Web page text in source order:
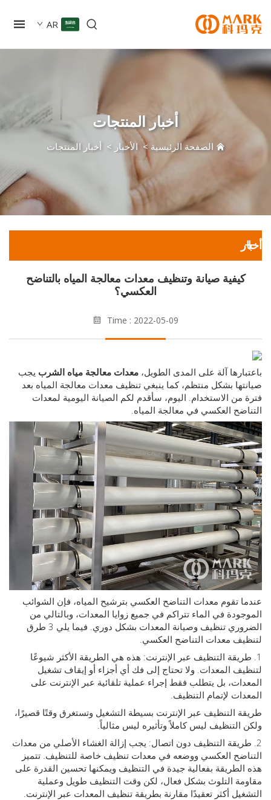
AR
أخبار المنتجات
الصفحة الرئيسية>الأخبار >أخبار المنتجات
صيانة وتنظيف معدات معالجة المياه بالتناضح
العكسي؟
Time : 2022-05-09
آلة على المدى الطويل،معدات معالجة مياه الشربيجب
بشكل منتظم، كما ينبغي تنظيف معدات معالجة المياه بعد
الاستخدام. اليوم، سأقدم لكم الصيانة اليومية لمعدات
العكسي في معالجة المياه.
تقوم معدات التناضح العكسي بترشيح المياه، فإن الشوائب
في الماء تتراكم في جميع زوايا المعدات، وبالتالي من
الضروري تنظيف وصيانة المعدات بشكل دوري. فيما يلي 3 طرق
معدات التناضح العكسي.
التنظيف عبر الإنترنت: هذه هي الطريقة الأكثر شيوعًا
المعدات. ولا تحتاج إلى فك أي أجزاء أو إيقاف تشغيل
بل يتطلب فقط إجراء عملية تلقائية عبر الإنترنت على
لإتمام التنظيف.
التنظيف عبر الإنترنت بسيطة التشغيل وتستغرق وقتًا قصيرًا،
ليس كاملاً وتأثيره ليس مثالياً.
التنظيف دون اتصال: يجب إزالة الغشاء الأصلي من معدات
العكسي ووضعه في معدات تنظيف خاصة للتنظيف. تتميز
بفعالية جيدة في التنظيف ويمكنها تحسين القدرة على
التلوث بشكل فعال، لكن وقت التنظيف طويل وعملية
أكثر تعقيدًا مقارنة بطريقة تنظيف المعدات عبر الإنترنت.